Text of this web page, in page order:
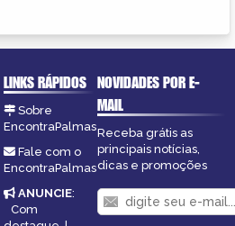
LINKS RÁPIDOS
Sobre
EncontraPalmas
Fale com o
EncontraPalmas
ANUNCIE:
Com
NOVIDADES POR E-
MAIL
Receba grátis as
principais notícias,
dicas e promoções